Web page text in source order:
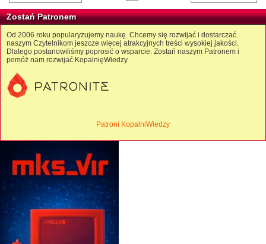
Zostań Patronem
Od 2006 roku popularyzujemy naukę. Chcemy się rozwijać i dostarczać
naszym Czytelnikom jeszcze więcej atrakcyjnych treści wysokiej jakości.
Dlatego postanowiliśmy poprosić o wsparcie. Zostań naszym Patronem i
pomóż nam rozwijać KopalnięWiedzy.
Patroni KopalniWiedzy